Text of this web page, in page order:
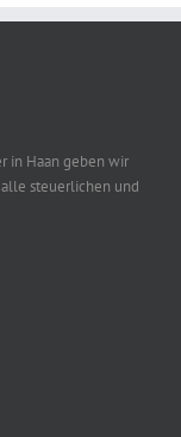
in Haan geben wir
steuerlichen und